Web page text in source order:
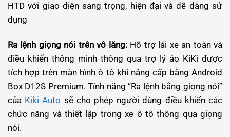
HTD với giao diện sang trọng, hiện đại và dễ dàng sử
dụng
Ra lệnh giọng nói trên vô lăng:Hỗ trợ lái xe an toàn và
điều khiển thông minh thông qua trợ lý ảo KiKi được
tích hợp trên màn hình ô tô khi nâng cấp bằng Android
Box D12S Premium. Tính năng “Ra lệnh bằng giọng nói”
của Kiki Auto sẽ cho phép người dùng điều khiển các
chức năng và thiết lập trong xe ô tô thông qua giọng
nói.